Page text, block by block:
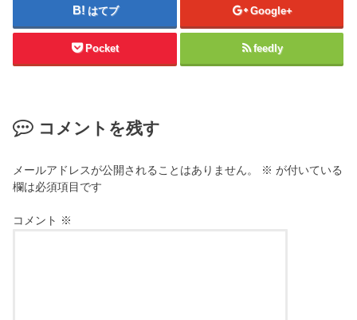
はてブ Google+
Pocket feedly
コメントを残す
メールアドレスが公開されることはありません。 ※ が付いている
欄は必須項目です
コメント ※